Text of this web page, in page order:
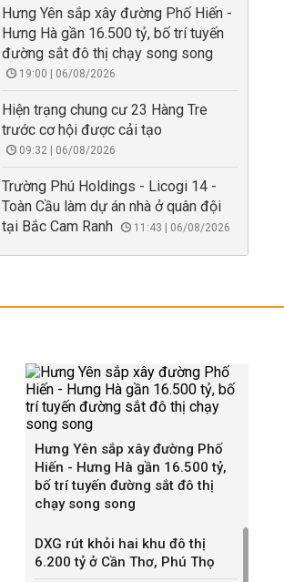
Hưng Yên sắp xây đường Phố Hiến -
Hưng Hà gần 16.500 tỷ, bố trí tuyến
đường sắt đô thị chạy song song
19:00 | 06/08/2026
Hiện trạng chung cư 23 Hàng Tre
trước cơ hội được cải tạo
09:32 | 06/08/2026
Trường Phú Holdings - Licogi 14 -
Toàn Cầu làm dự án nhà ở quân đội
tại Bắc Cam Ranh
11:43 | 06/08/2026
Hưng Yên sắp xây đường Phố
Hiến - Hưng Hà gần 16.500 tỷ,
bố trí tuyến đường sắt đô thị
chạy song song
DXG rút khỏi hai khu đô thị
6.200 tỷ ở Cần Thơ, Phú Thọ